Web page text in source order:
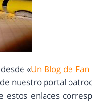
«Un Blog de Fan
nuestro portal
estos enlaces